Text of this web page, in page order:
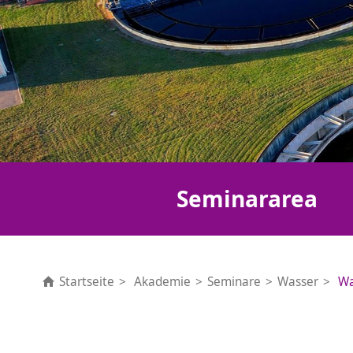
Seminararea
Startseite Akademie Seminare Wasser